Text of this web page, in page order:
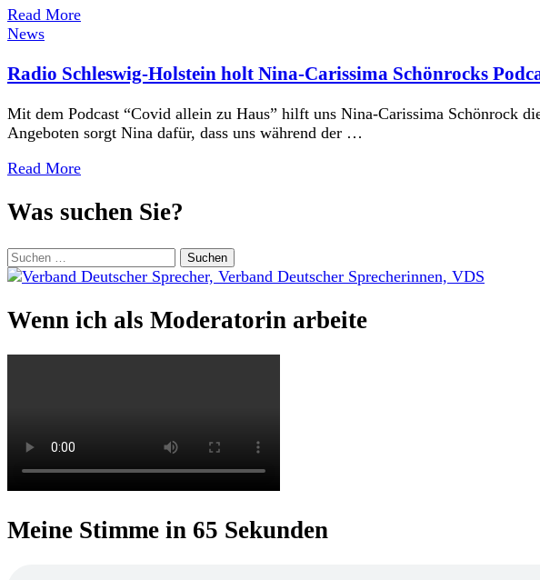
Read More
News
Radio Schleswig-Holstein holt Nina-Carissima Schönrocks
Mit dem Podcast “Covid allein zu Haus” hilft uns Nina-Carissima Schönrock
Angeboten sorgt Nina dafür, dass uns während der …
Read More
Was suchen Sie?
Suchen
nach:
Wenn ich als Moderatorin arbeite
Meine Stimme in 65 Sekunden